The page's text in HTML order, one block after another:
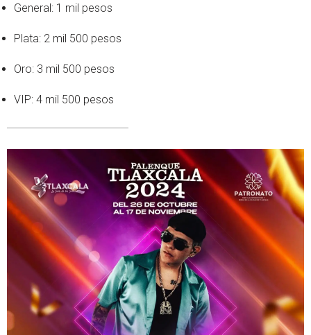
General: 1 mil pesos
Plata: 2 mil 500 pesos
Oro: 3 mil 500 pesos
VIP: 4 mil 500 pesos